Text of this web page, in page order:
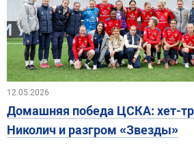
12.05.2026
Домашняя победа ЦСКА: хет-
Николич и разгром «Звезды»